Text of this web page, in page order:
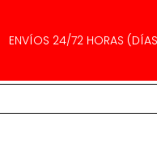
ENVÍOS 24/72 HORAS